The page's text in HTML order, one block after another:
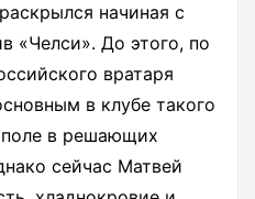
начиная с
«Челси». До этого, по
вратаря
в клубе такого
в решающих
сейчас Матвей